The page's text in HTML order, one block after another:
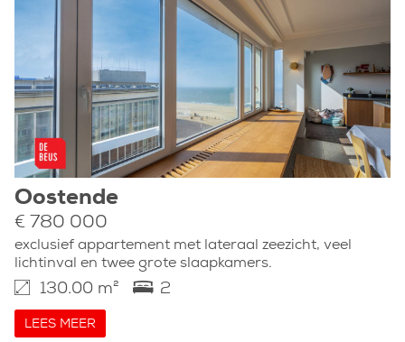
Oostende
€ 780 000
exclusief appartement met lateraal zeezicht, veel
lichtinval en twee grote slaapkamers.
130.00 m² 2
LEES MEER